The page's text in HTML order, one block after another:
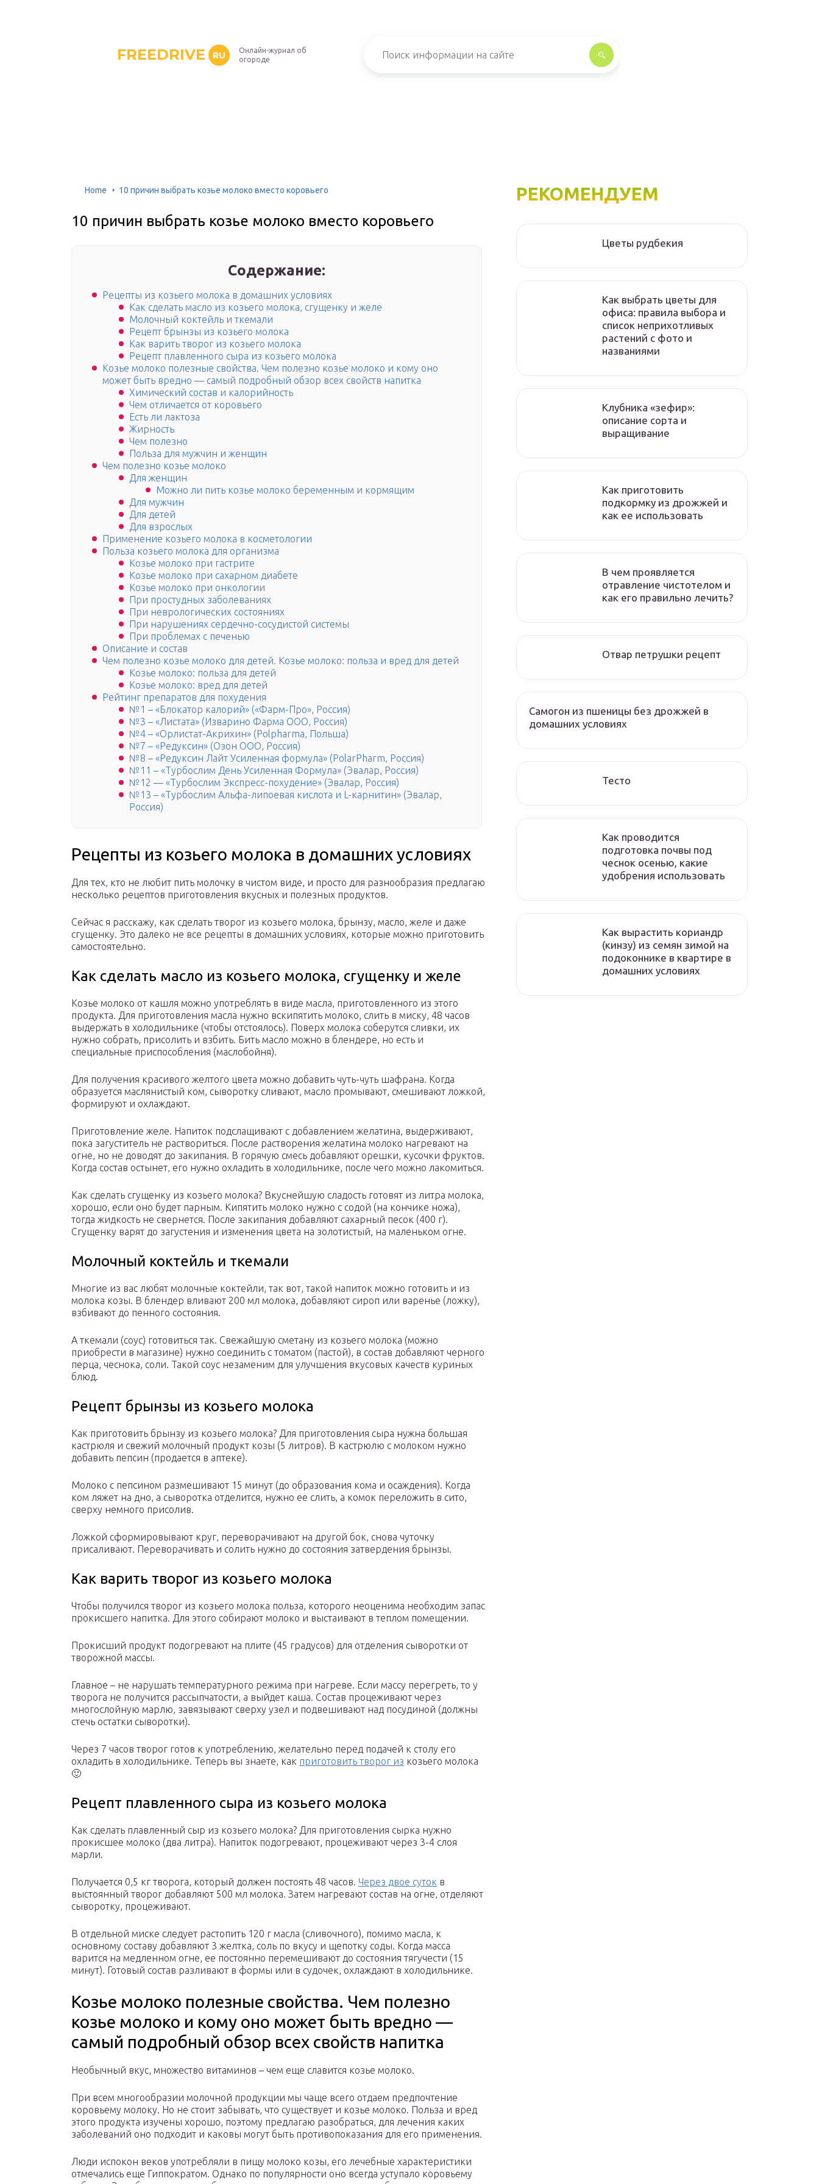
FREEDRIVE RU
Онлайн-журнал об
огороде
Home 10 причин выбрать козье молоко вместо коровьего
10 причин выбрать козье молоко вместо коровьего
Содержание:
Рецепты из козьего молока в домашних условиях
Как сделать масло из козьего молока, сгущенку и желе
Молочный коктейль и ткемали
Рецепт брынзы из козьего молока
Как варить творог из козьего молока
Рецепт плавленного сыра из козьего молока
Козье молоко полезные свойства. Чем полезно козье молоко и кому оно
может быть вредно — самый подробный обзор всех свойств напитка
Химический состав и калорийность
Чем отличается от коровьего
Есть ли лактоза
Жирность
Чем полезно
Польза для мужчин и женщин
Чем полезно козье молоко
Для женщин
Можно ли пить козье молоко беременным и кормящим
Для мужчин
Для детей
Для взрослых
Применение козьего молока в косметологии
Польза козьего молока для организма
Козье молоко при гастрите
Козье молоко при сахарном диабете
Козье молоко при онкологии
При простудных заболеваниях
При неврологических состояниях
При нарушениях сердечно-сосудистой системы
При проблемах с печенью
Описание и состав
Чем полезно козье молоко для детей. Козье молоко: польза и вред для детей
Козье молоко: польза для детей
Козье молоко: вред для детей
Рейтинг препаратов для похудения
№1 – «Блокатор калорий» («Фарм-Про», Россия)
№3 – «Листата» (Изварино Фарма ООО, Россия)
№4 – «Орлистат-Акрихин» (Polpharma, Польша)
№7 – «Редуксин» (Озон ООО, Россия)
№8 – «Редуксин Лайт Усиленная формула» (PolarPharm, Россия)
№11 – «Турбослим День Усиленная Формула» (Эвалар, Россия)
№12 — «Турбослим Экспресс-похудение» (Эвалар, Россия)
№13 – «Турбослим Альфа-липоевая кислота и L-карнитин» (Эвалар,
Россия)
Рецепты из козьего молока в домашних условиях
Для тех, кто не любит пить молочку в чистом виде, и просто для разнообразия предлагаю
несколько рецептов приготовления вкусных и полезных продуктов.
Сейчас я расскажу, как сделать творог из козьего молока, брынзу, масло, желе и даже
сгущенку. Это далеко не все рецепты в домашних условиях, которые можно приготовить
самостоятельно.
Как сделать масло из козьего молока, сгущенку и желе
Козье молоко от кашля можно употреблять в виде масла, приготовленного из этого
продукта. Для приготовления масла нужно вскипятить молоко, слить в миску, 48 часов
выдержать в холодильнике (чтобы отстоялось). Поверх молока соберутся сливки, их
нужно собрать, присолить и взбить. Бить масло можно в блендере, но есть и
специальные приспособления (маслобойня).
Для получения красивого желтого цвета можно добавить чуть-чуть шафрана. Когда
образуется маслянистый ком, сыворотку сливают, масло промывают, смешивают ложкой,
формируют и охлаждают.
Приготовление желе. Напиток подслащивают с добавлением желатина, выдерживают,
пока загуститель не раствориться. После растворения желатина молоко нагревают на
огне, но не доводят до закипания. В горячую смесь добавляют орешки, кусочки фруктов.
Когда состав остынет, его нужно охладить в холодильнике, после чего можно лакомиться.
Как сделать сгущенку из козьего молока? Вкуснейшую сладость готовят из литра молока,
хорошо, если оно будет парным. Кипятить молоко нужно с содой (на кончике ножа),
тогда жидкость не свернется. После закипания добавляют сахарный песок (400 г).
Сгущенку варят до загустения и изменения цвета на золотистый, на маленьком огне.
Молочный коктейль и ткемали
Многие из вас любят молочные коктейли, так вот, такой напиток можно готовить и из
молока козы. В блендер вливают 200 мл молока, добавляют сироп или варенье (ложку),
взбивают до пенного состояния.
А ткемали (соус) готовиться так. Свежайшую сметану из козьего молока (можно
приобрести в магазине) нужно соединить с томатом (пастой), в состав добавляют черного
перца, чеснока, соли. Такой соус незаменим для улучшения вкусовых качеств куриных
блюд.
Рецепт брынзы из козьего молока
Как приготовить брынзу из козьего молока? Для приготовления сыра нужна большая
кастрюля и свежий молочный продукт козы (5 литров). В кастрюлю с молоком нужно
добавить пепсин (продается в аптеке).
Молоко с пепсином размешивают 15 минут (до образования кома и осаждения). Когда
ком ляжет на дно, а сыворотка отделится, нужно ее слить, а комок переложить в сито,
сверху немного присолив.
Ложкой сформировывают круг, переворачивают на другой бок, снова чуточку
присаливают. Переворачивать и солить нужно до состояния затвердения брынзы.
Как варить творог из козьего молока
Чтобы получился творог из козьего молока польза, которого неоценима необходим запас
прокисшего напитка. Для этого собирают молоко и выстаивают в теплом помещении.
Прокисший продукт подогревают на плите (45 градусов) для отделения сыворотки от
творожной массы.
Главное – не нарушать температурного режима при нагреве. Если массу перегреть, то у
творога не получится рассыпчатости, а выйдет каша. Состав процеживают через
многослойную марлю, завязывают сверху узел и подвешивают над посудиной (должны
стечь остатки сыворотки).
Через 7 часов творог готов к употреблению, желательно перед подачей к столу его
охладить в холодильнике. Теперь вы знаете, как приготовить творог из козьего молока
🙂
Рецепт плавленного сыра из козьего молока
Как сделать плавленный сыр из козьего молока? Для приготовления сырка нужно
прокисшее молоко (два литра). Напиток подогревают, процеживают через 3-4 слоя
марли.
Получается 0,5 кг творога, который должен постоять 48 часов. Через двое суток в
выстоянный творог добавляют 500 мл молока. Затем нагревают состав на огне, отделяют
сыворотку, процеживают.
В отдельной миске следует растопить 120 г масла (сливочного), помимо масла, к
основному составу добавляют 3 желтка, соль по вкусу и щепотку соды. Когда масса
варится на медленном огне, ее постоянно перемешивают до состояния тягучести (15
минут). Готовый состав разливают в формы или в судочек, охлаждают в холодильнике.
Козье молоко полезные свойства. Чем полезно
козье молоко и кому оно может быть вредно —
самый подробный обзор всех свойств напитка
Необычный вкус, множество витаминов – чем еще славится козье молоко.
При всем многообразии молочной продукции мы чаще всего отдаем предпочтение
коровьему молоку. Но не стоит забывать, что существует и козье молоко. Польза и вред
этого продукта изучены хорошо, поэтому предлагаю разобраться, для лечения каких
заболеваний оно подходит и каковы могут быть противопоказания для его применения.
Люди испокон веков употребляли в пищу молоко козы, его лечебные характеристики
отмечались еще Гиппократом. Однако по популярности оно всегда уступало коровьему
РЕКОМЕНДУЕМ
Цветы рудбекия
Как выбрать цветы для
офиса: правила выбора и
список неприхотливых
растений с фото и
названиями
Клубника «зефир»:
описание сорта и
выращивание
Как приготовить
подкормку из дрожжей и
как ее использовать
В чем проявляется
отравление чистотелом и
как его правильно лечить?
Отвар петрушки рецепт
Самогон из пшеницы без дрожжей в
домашних условиях
Тесто
Как проводится
подготовка почвы под
чеснок осенью, какие
удобрения использовать
Как вырастить кориандр
(кинзу) из семян зимой на
подоконнике в квартире в
домашних условиях